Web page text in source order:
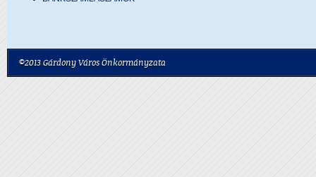
©2013 Gárdony Város Önkormányzata